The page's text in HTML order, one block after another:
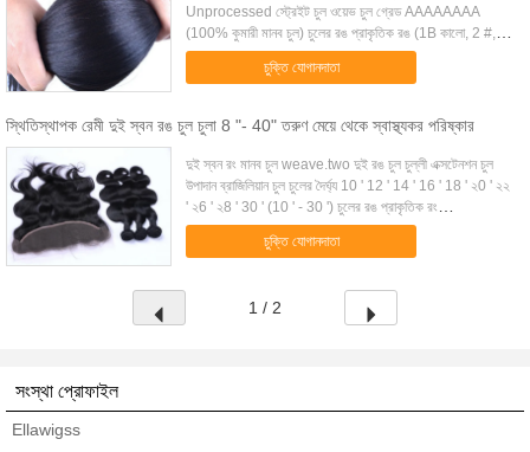
Unprocessed স্ট্রেইট চুল ওয়েভ চুল গ্রেড AAAAAAAA
(100% কুমারী মানব চুল) চুলের রঙ প্রাকৃতিক রঙ (1B কালো, 2 #, 4
#)। অন্যান্য রং (ঐচ্ছিক) বৈশিষ্ট্...
চুক্তি যোগানদাতা
স্থিতিস্থাপক রেমী দুই স্বন রঙ চুল চুলা 8 "- 40" তরুণ মেয়ে থেকে স্বাস্থ্যকর পরিষ্কার
দুই স্বন রং মানব চুল weave.two দুই রঙ চুল চুল্লী এক্সটেনশন চুল
উপাদান ব্রাজিলিয়ান চুল চুলের দৈর্ঘ্য 10 ' 12 ' 14 ' 16 ' 18 ' ২0 ' ২২
' ২6 ' ২8 ' 30 ' (10 ' - 30 ') চুলের রঙ প্রাকৃতিক রং
(unprocessed), আপনার অন...
চুক্তি যোগানদাতা
1 / 2
সংস্থা প্রোফাইল
Ellawigss